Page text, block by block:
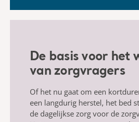
De basis voor het
van zorgvragers
Of het nu gaat om een
een langdurig herstel, het bed
de dagelijkse zorg voor de